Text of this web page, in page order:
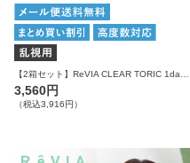
3,560円
（税込3,916円）